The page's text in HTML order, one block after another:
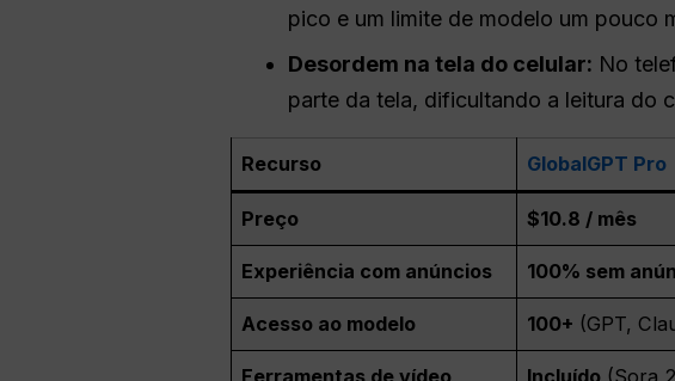
pico e um limite de modelo um pouco
Desordem na tela do celular: No
parte da tela, dificultando a leitura do
Recurso GlobalGPT Pro
Preço $10.8 / mês
Experiência com anúncios 100% sem
Acesso ao modelo 100+ (GPT,
Ferramentas de vídeo Incluído (Sora